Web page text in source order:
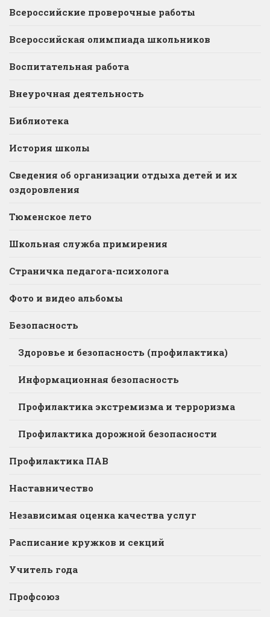
Всероссийские проверочные работы
Всероссийская олимпиада школьников
Воспитательная работа
Внеурочная деятельность
Библиотека
История школы
Сведения об организации отдыха детей и их
оздоровления
Тюменское лето
Школьная служба примирения
Страничка педагога-психолога
Фото и видео альбомы
Безопасность
Здоровье и безопасность (профилактика)
Информационная безопасность
Профилактика экстремизма и терроризма
Профилактика дорожной безопасности
Профилактика ПАВ
Наставничество
Независимая оценка качества услуг
Расписание кружков и секций
Учитель года
Профсоюз